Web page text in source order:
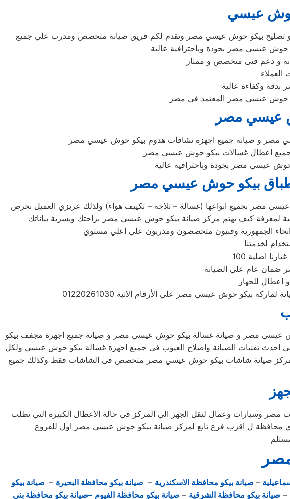
حوش عيسي
بيكو حوش عيسي مصر وتقدم لكم فريق صيانة متخصص ومدرب علي جميع
عيسي مصر بجودة وباحترافية عالية
و دعم فنى متخصص و ممتاز
وكفاءة عالية
حوش عيسي مصر المعتمد في مصر
عيسي مصر
مصر و صيانة جميع اجهزة نشافات هدوم بيكو حوش عيسي مصر
اعطال غسالات بيكو حوش عيسي مصر
عيسي مصر بجودة وباحترافية عالية
بيكو حوش عيسي مصر
مصر بجميع انواعها (غسالة – ثلاجة – تكييف هواء) ولذلك عزيزي العميل نحرص
الجمهورية وفنيون متخصصون ومدربون علي اعلي مستوي
لخدمتنا
ضمان عام علي الصيانة
اعطال للجهاز
بيكو حوش عيسي مصر علي الأرقام الاتية 01220261030
عيسي مصر و صيانة غسالة بيكو حوش عيسي مصر و صيانة جميع اجهزة مجفف بيكو
تقنيات الصيانة واصلاح العيوب فى جميع اجهزة غسالة بيكو حوش عيسي ولكل
صيانة شاشات بيكو حوش عيسي مصر متخصص فى الشاشات فقط وكذلك جميع
وعمال لنقل الجهز الي المركز في حالة الاعطال الكبيرة التي تطلب
اي محافظة ل اقرب فرع تابع لمركز صيانة بيكو حوش عيسي مصر اول للفروع
– صيانة بيكو محافظة الاسكندرية – صيانة بيكو محافظة البحيرة – صيانة بيكو
– صيانة بيكو محافظة الشرقية – صيانة بيكو محافظة الفيوم –صيانة بيكو محافظة بني